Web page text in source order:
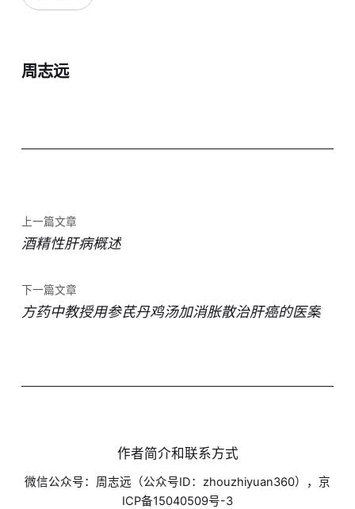
周志远
上一篇文章
酒精性肝病概述
下一篇文章
方药中教授用参芪丹鸡汤加消胀散治肝癌的医案
作者简介和联系方式
微信公众号：周志远（公众号ID：zhouzhiyuan360），京
ICP备15040509号-3